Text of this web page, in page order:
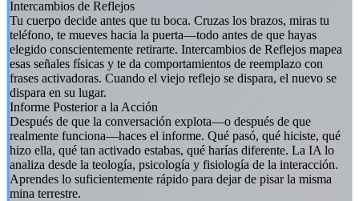
Intercambios de Reflejos
Tu cuerpo decide antes que tu boca. Cruzas los brazos, miras tu
teléfono, te mueves hacia la puerta—todo antes de que hayas
elegido conscientemente retirarte. Intercambios de Reflejos mapea
esas señales físicas y te da comportamientos de reemplazo con
frases activadoras. Cuando el viejo reflejo se dispara, el nuevo se
dispara en su lugar.
Informe Posterior a la Acción
Después de que la conversación explota—o después de que
realmente funciona—haces el informe. Qué pasó, qué hiciste, qué
hizo ella, qué tan activado estabas, qué harías diferente. La IA lo
analiza desde la teología, psicología y fisiología de la interacción.
Aprendes lo suficientemente rápido para dejar de pisar la misma
mina terrestre.